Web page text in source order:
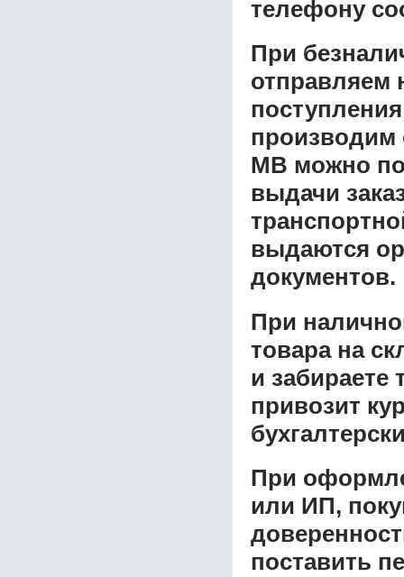
телефону
При
отправляем
производим
MB можно
выдачи
выдаются
документов.
При
товара на
и забираете
привозит
При
или ИП,
поставить